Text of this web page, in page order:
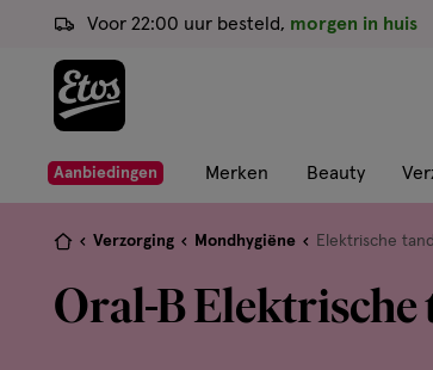
ga
de
hoofd
ga
naar
de
ga
naar
Voor 22:00 uur besteld, morgen in huis
Aanbiedingen Merken Beauty
Je
hier:
Verzorging Mondhygiëne Elektrische
Oral-B Elektrische